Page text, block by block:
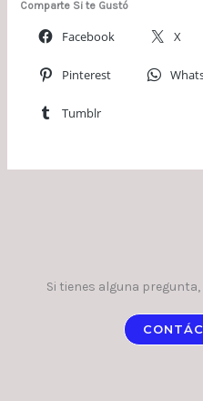
Comparte Si te Gustó
Facebook X
Pinterest
Tumblr
Si tienes alguna